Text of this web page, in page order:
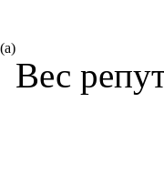
Вес